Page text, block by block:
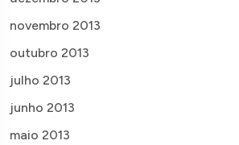
novembro 2013
outubro 2013
julho 2013
junho 2013
maio 2013